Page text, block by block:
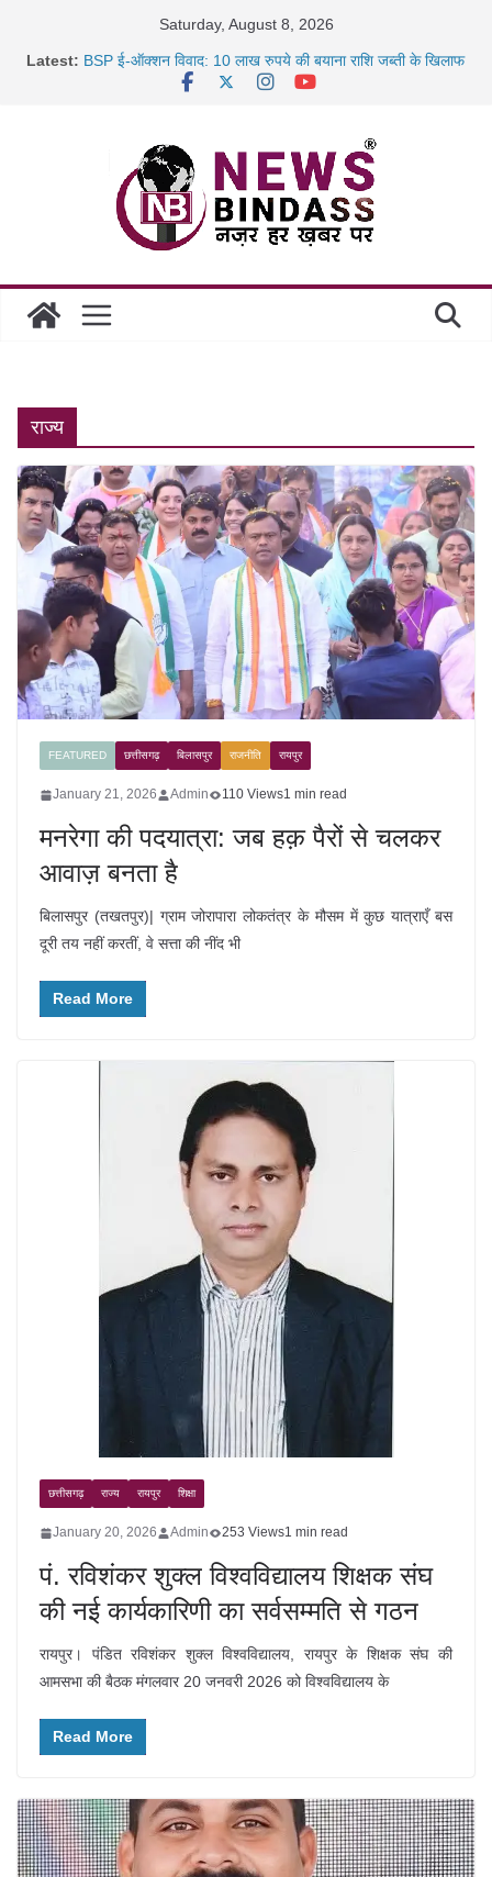
Saturday, August 8, 2026
Latest: BSP ई-ऑक्शन विवाद: 10 लाख रुपये की बयाना राशि जब्ती के खिलाफ
साइबर ठगी पर दुर्ग पुलिस का बड़ा एक्शन: 13 म्यूल बैंक खाताधारक
गिरफ्तार
राज्य
FEATURED छत्तीसगढ़ बिलासपुर राजनीति रायपुर
January 21, 2026 Admin 110 Views1 min read
मनरेगा की पदयात्रा: जब हक़ पैरों से चलकर
आवाज़ बनता है
बिलासपुर (तखतपुर)| ग्राम जोरापारा लोकतंत्र के मौसम में कुछ यात्राएँ बस
दूरी तय नहीं करतीं, वे सत्ता की नींद भी
Read More
छत्तीसगढ़ राज्य रायपुर शिक्षा
January 20, 2026 Admin 253 Views1 min read
पं. रविशंकर शुक्ल विश्वविद्यालय शिक्षक संघ
की नई कार्यकारिणी का सर्वसम्मति से गठन
रायपुर। पंडित रविशंकर शुक्ल विश्वविद्यालय, रायपुर के शिक्षक संघ की
आमसभा की बैठक मंगलवार 20 जनवरी 2026 को विश्वविद्यालय के
Read More